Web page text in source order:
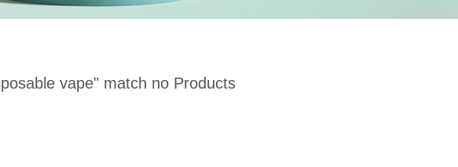
vape" match no Products